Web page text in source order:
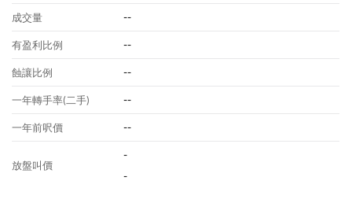
成交量 --
有盈利比例 --
蝕讓比例 --
一年轉手率(二手) --
一年前呎價 --
放盤叫價
-
-